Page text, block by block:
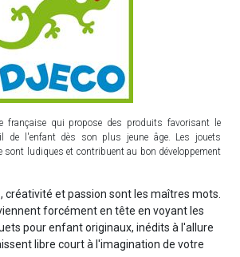
française qui propose des produits favorisant le
de l'enfant dès son plus jeune âge. Les jouets
sont ludiques et contribuent au bon développement
créativité et passion sont les maîtres mots.
forcément en tête en voyant les
pour enfant originaux, inédits à l'allure
libre court à l'imagination de votre